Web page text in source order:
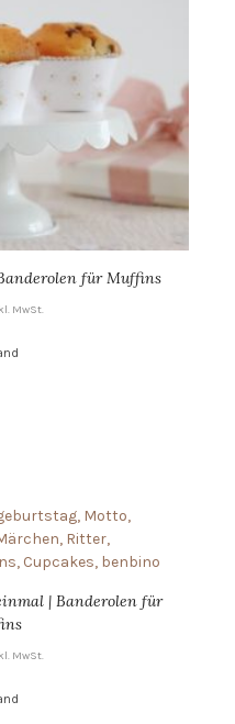
für Muffins
MwSt.
| Banderolen für
MwSt.